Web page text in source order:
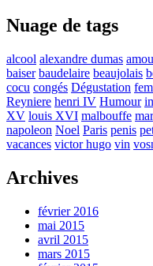
Nuage de tags
alcool alexandre dumas
baiser baudelaire beaujolais
cocu congés Dégustation
Reyniere henri IV Humour
XV louis XVI malbouffe
napoleon Noel Paris penis
vacances victor hugo vin
Archives
février 2016
mai 2015
avril 2015
mars 2015